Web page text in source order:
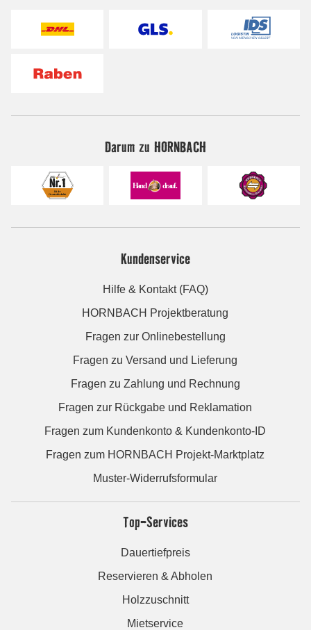
Darum zu HORNBACH
Kundenservice
Hilfe & Kontakt (FAQ)
HORNBACH Projektberatung
Fragen zur Onlinebestellung
Fragen zu Versand und Lieferung
Fragen zu Zahlung und Rechnung
Fragen zur Rückgabe und Reklamation
Fragen zum Kundenkonto & Kundenkonto-ID
Fragen zum HORNBACH Projekt-Marktplatz
Muster-Widerrufsformular
Top-Services
Dauertiefpreis
Reservieren & Abholen
Holzzuschnitt
Mietservice